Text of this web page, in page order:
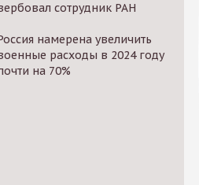
сотрудник РАН
намерена увеличить
расходы в 2024 году
на 70%